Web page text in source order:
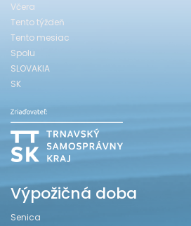
Včera
Tento týždeň
Tento mesiac
Spolu
SLOVAKIA
SK
Výpožičná doba
Senica